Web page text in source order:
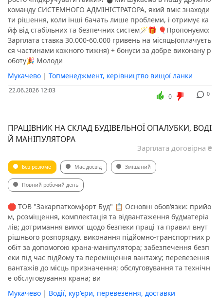
команду СИСТЕМНОГО АДМІНІСТРАТОРА, який вміє знаходи
ти рішення, коли інші бачать лише проблеми, і отримує ка
йф від стабільних та безпечних систем🪄🎁 🎈Пропонуємо:
Зарплата ставка 30.000-60.000 гривень на місяць(оплачуєть
ся частинами кожного тижня) + бонуси за добре виконану р
оботу🎉 Молоди
Мукачево | Топменеджмент, керівництво вищої ланки
22.06.2026 12:03 0
0
ПРАЦІВНИК НА СКЛАД БУДІВЕЛЬНОЇ ОПАЛУБКИ, ВОДІ
Й МАНІПУЛЯТОРА
Зарплата договірна ₴
Без резюме Має досвід Змішаний
Повний робочий день
🛑 ТОВ "Закарпаткомфорт Буд" 📋 Основні обов‘язки: прийо
м, розміщення, комплектація та відвантаження будматеріа
лів; дотримання вимог щодо безпеки праці та правил внут
рішнього розпорядку. виконання підйомно-транспортних р
обіт за допомогою крана-маніпулятора; забезпечення безп
еки під час підйому та переміщення вантажу; перевезення
вантажів до місць призначення; обслуговування та технічн
е обслуговування крана; ви
Мукачево | Водії, кур'єри, перевезення, доставки